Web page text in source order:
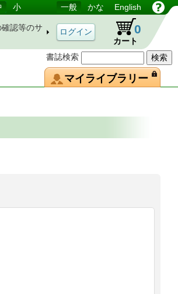
書誌検索
小 一般 かな English
認等のサ
カート
0
マイライブラリー